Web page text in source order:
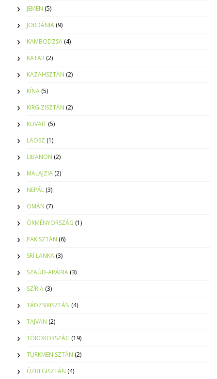
JEMEN (5)
JORDÁNIA (9)
KAMBODZSA (4)
KATAR (2)
KAZAHSZTÁN (2)
KÍNA (5)
KIRGIZISZTÁN (2)
KUVAIT (5)
LAOSZ (1)
LIBANON (2)
MALAJZIA (2)
NEPÁL (3)
OMÁN (7)
ÖRMÉNYORSZÁG (1)
PAKISZTÁN (6)
SRÍ LANKA (3)
SZAÚD-ARÁBIA (3)
SZÍRIA (3)
TÁDZSIKISZTÁN (4)
TAJVAN (2)
TÖRÖKORSZÁG (19)
TÜRKMENISZTÁN (2)
ÜZBEGISZTÁN (4)